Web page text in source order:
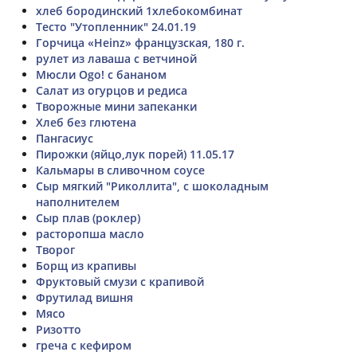
хлеб бородинский 1хлебокомбинат
Тесто "Утопленник" 24.01.19
Горчица «Heinz» французская, 180 г.
рулет из лаваша с ветчиной
Мюсли Ogo! с бананом
Салат из огурцов и редиса
Творожные мини запеканки
Хлеб без глютена
Пангасиус
Пирожки (яйцо,лук порей) 11.05.17
Кальмары в сливочном соусе
Сыр мягкий "Риколлита", с шоколадным
наполнителем
Сыр плав (роклер)
расторопша масло
Творог
Борщ из крапивы
Фруктовый смузи с крапивой
Фрутилад вишня
Мясо
Ризотто
греча с кефиром